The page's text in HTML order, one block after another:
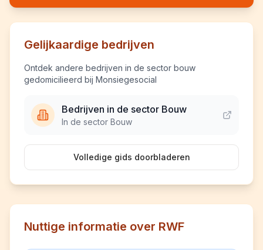
Gelijkaardige bedrijven
Ontdek andere bedrijven in de sector bouw
gedomicilieerd bij Monsiegesocial
Bedrijven in de sector Bouw
In de sector Bouw
Volledige gids doorbladeren
Nuttige informatie over RWF